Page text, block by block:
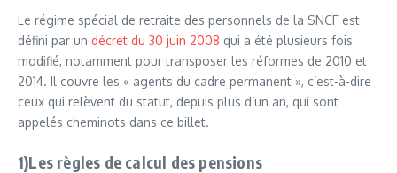
Le régime spécial de retraite des personnels de la SNCF est
défini par un décret du 30 juin 2008 qui a été plusieurs fois
modifié, notamment pour transposer les réformes de 2010 et
2014. Il couvre les « agents du cadre permanent », c’est-à-dire
ceux qui relèvent du statut, depuis plus d’un an, qui sont
appelés cheminots dans ce billet.
1)Les règles de calcul des pensions